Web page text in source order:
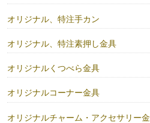
オリジナル、特注手カン
オリジナル、特注素押し金具
オリジナルくつべら金具
オリジナルコーナー金具
オリジナルチャーム・アクセサリー金